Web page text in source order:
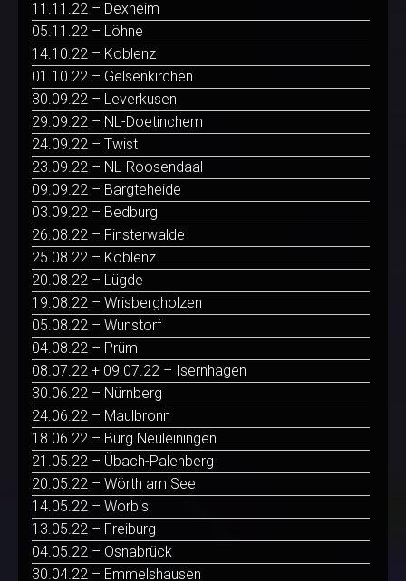
11.11.22 – Dexheim
05.11.22 – Löhne
14.10.22 – Koblenz
01.10.22 – Gelsenkirchen
30.09.22 – Leverkusen
29.09.22 – NL-Doetinchem
24.09.22 – Twist
23.09.22 – NL-Roosendaal
09.09.22 – Bargteheide
03.09.22 – Bedburg
26.08.22 – Finsterwalde
25.08.22 – Koblenz
20.08.22 – Lügde
19.08.22 – Wrisbergholzen
05.08.22 – Wunstorf
04.08.22 – Prüm
08.07.22 + 09.07.22 – Isernhagen
30.06.22 – Nürnberg
24.06.22 – Maulbronn
18.06.22 – Burg Neuleiningen
21.05.22 – Übach-Palenberg
20.05.22 – Wörth am See
14.05.22 – Worbis
13.05.22 – Freiburg
04.05.22 – Osnabrück
30.04.22 – Emmelshausen